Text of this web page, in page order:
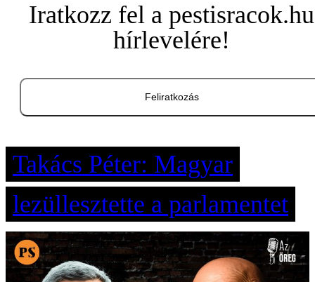
Iratkozz fel a pestisracok.hu
hírlevelére!
Feliratkozás
Takács Péter: Magyar
lezüllesztette a parlamentet